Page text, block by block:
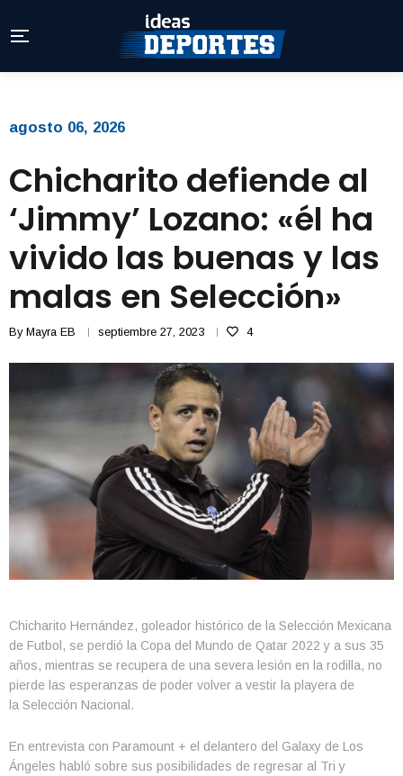
agosto 06, 2026
Chicharito defiende al
‘Jimmy’ Lozano: «él ha
vivido las buenas y las
malas en Selección»
By Mayra EB septiembre 27, 2023 4
Chicharito Hernández, goleador histórico de la Selección Mexicana
de Futbol, se perdió la Copa del Mundo de Qatar 2022 y a sus 35
años, mientras se recupera de una severa lesión en la rodilla, no
pierde las esperanzas de poder volver a vestir la playera de
la Selección Nacional.
En entrevista con Paramount + el delantero del Galaxy de Los
Ángeles habló sobre sus posibilidades de regresar al Tri y